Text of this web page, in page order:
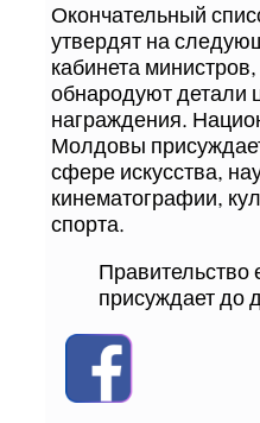
Окончательный
утвердят на
кабинета
обнародуют детали
награждения.
Молдовы
сфере искусства,
кинематографии,
спорта.
Правительство
присуждает до